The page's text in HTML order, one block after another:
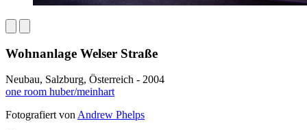
Wohnanlage Welser Straße
Neubau, Salzburg, Österreich - 2004
one room huber/meinhart
Fotografiert vonAndrew Phelps